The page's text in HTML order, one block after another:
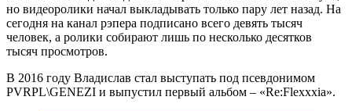
но видеоролики начал выкладывать только пару лет назад. На
сегодня на канал рэпера подписано всего девять тысяч
человек, а ролики собирают лишь по несколько десятков
тысяч просмотров.
В 2016 году Владислав стал выступать под псевдонимом
PVRPL\GENEZI и выпустил первый альбом – «Re:Flexxxia».